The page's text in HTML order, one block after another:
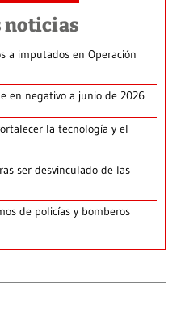
noticias
a imputados en Operación
en negativo a junio de 2026
la tecnología y el
ser desvinculado de las
de policías y bomberos